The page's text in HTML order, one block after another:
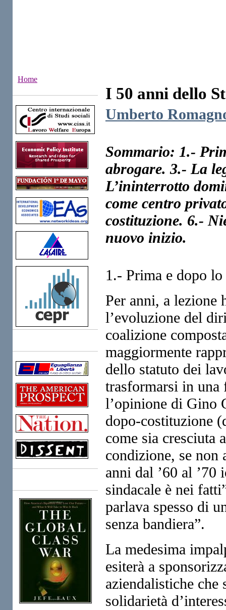
Home
I 50 anni dello
Umberto
Sommario: 1.-
abrogare. 3.- La
L’ininterrotto
come centro
costituzione. 6.-
nuovo inizio.
1.- Prima e dopo
Per anni, a lezione
l’evoluzione del
coalizione
maggiormente
dello statuto dei
trasformarsi in una
l’opinione di Gino
dopo-costituzione
come sia cresciuta
condizione, se non
anni dal ’60 al
sindacale è nei
parlava spesso di
senza bandiera”.
La medesima
esiterà a
aziendalistiche che
solidarietà